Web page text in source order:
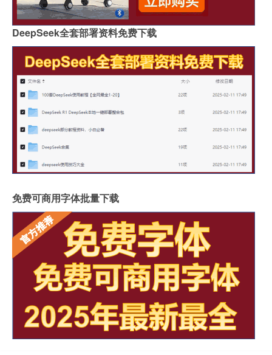
DeepSeek全套部署资料免费下载
免费可商用字体批量下载